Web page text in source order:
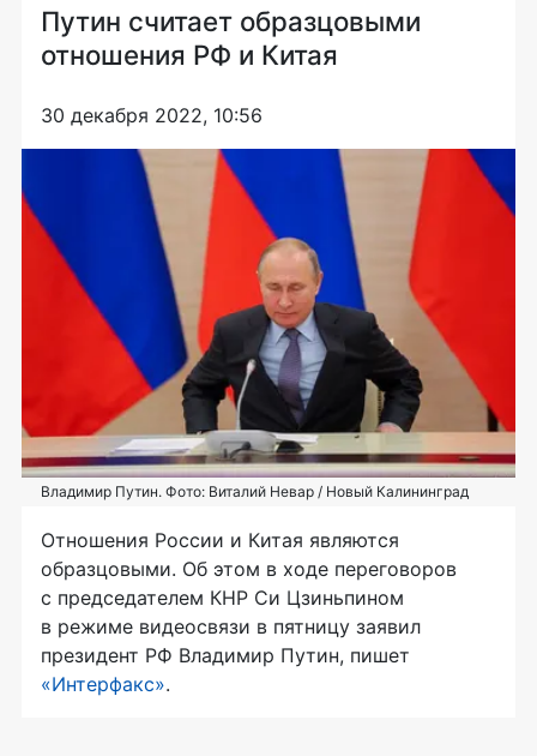
Путин считает образцовыми
отношения РФ и Китая
30 декабря 2022, 10:56
Владимир Путин. Фото: Виталий Невар / Новый Калининград
Отношения России и Китая являются
образцовыми. Об этом в ходе переговоров
с председателем КНР Си Цзиньпином
в режиме видеосвязи в пятницу заявил
президент РФ Владимир Путин, пишет
«Интерфакс».